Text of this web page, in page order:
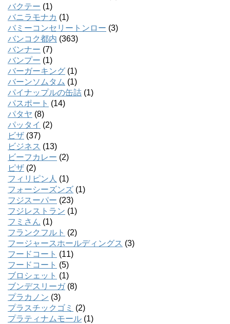
バクテー (1)
バニラモナカ (1)
バミーコンセリートンロー (3)
バンコク都内 (363)
バンナー (7)
バンプー (1)
バーガーキング (1)
バーンソムタム (1)
パイナップルの缶詰 (1)
パスポート (14)
パタヤ (8)
パッタイ (2)
ビザ (37)
ビジネス (13)
ビーフカレー (2)
ピザ (2)
フィリピン人 (1)
フォーシーズンズ (1)
フジスーパー (23)
フジレストラン (1)
フミさん (1)
フランクフルト (2)
フージャースホールディングス (3)
フードコート (11)
フードコート (5)
ブロシェット (1)
ブンデスリーガ(8)
プラカノン (3)
プラスチックゴミ (2)
プラティナムモール (1)